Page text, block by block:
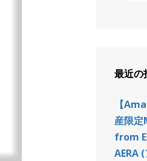
最近の
【
産限定
from
AERA